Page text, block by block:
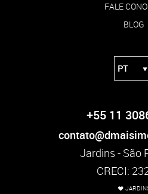
FALE
BLOG
+55 11
Jardins - São
CRECI: